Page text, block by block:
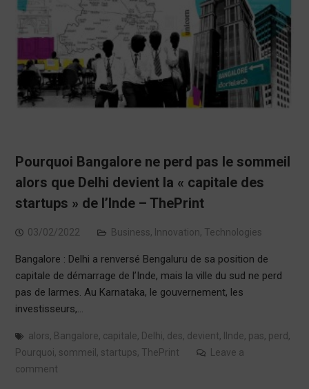
Pourquoi Bangalore ne perd pas le sommeil
alors que Delhi devient la « capitale des
startups » de l’Inde – ThePrint
03/02/2022 Business, Innovation, Technologies
Bangalore : Delhi a renversé Bengaluru de sa position de
capitale de démarrage de l’Inde, mais la ville du sud ne perd
pas de larmes. Au Karnataka, le gouvernement, les
investisseurs,…
alors, Bangalore, capitale, Delhi, des, devient, lInde, pas, perd,
Pourquoi, sommeil , startups, ThePrint
Leave a
comment